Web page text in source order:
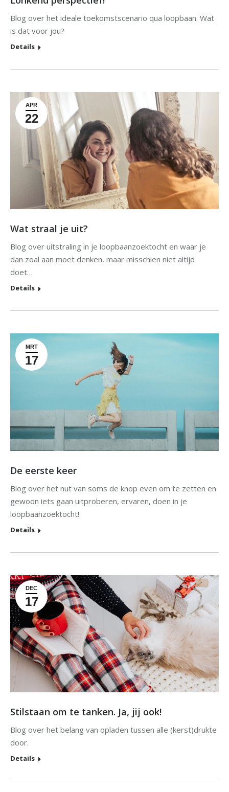
Blog over het ideale toekomstscenario qua loopbaan. Wat
is dat voor jou?
Details
APR
22
Wat straal je uit?
Blog over uitstraling in je loopbaanzoektocht en waar je
dan zoal aan moet denken, maar misschien niet altijd
doet…
Details
MRT
17
De eerste keer
Blog over het nut van soms de knop even om te zetten en
gewoon iets gaan uitproberen, ervaren, doen in je
loopbaanzoektocht!
Details
DEC
17
Stilstaan om te tanken. Ja, jij ook!
Blog over het belang van opladen tussen alle (kerst)drukte
door.
Details